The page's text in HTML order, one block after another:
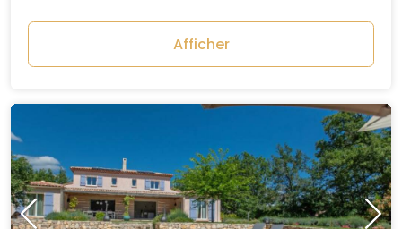
Afficher